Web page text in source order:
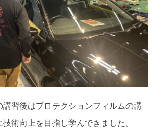
講習後はプロテクションフィルムの講
術向上を目指し学んできました。